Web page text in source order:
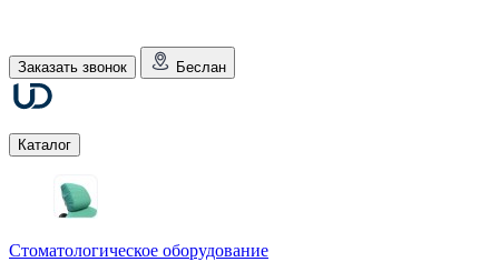
Заказать звонок Беслан
Каталог
Стоматологическое оборудование